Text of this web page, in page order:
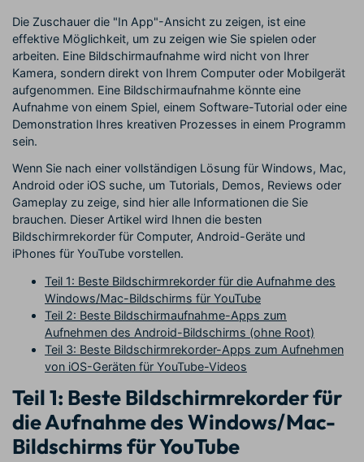
Creator
Monetarisierungs-
Programm
Monetarisieren Sie
Ihren Einfluss mit Filmora
Freunde-werben-
Programm
An Freunde empfehlen,
Belohnungen erhalten
Blog
Kunden-Geschichten
Erfahren Sie, wie unsere
Kunden Erfolg haben
Affiliate-Programm
Schalten Sie Partnerschaften
auf Unternehmensebene frei
Die Zuschauer die "In App"-Ansicht zu zeigen, ist eine
effektive Möglichkeit, um zu zeigen wie Sie spielen oder
arbeiten. Eine Bildschirmaufnahme wird nicht von Ihrer
Kamera, sondern direkt von Ihrem Computer oder Mobilgerät
aufgenommen. Eine Bildschirmaufnahme könnte eine
Aufnahme von einem Spiel, einem Software-Tutorial oder eine
Demonstration Ihres kreativen Prozesses in einem Programm
sein.
Wenn Sie nach einer vollständigen Lösung für Windows, Mac,
Android oder iOS suche, um Tutorials, Demos, Reviews oder
Gameplay zu zeige, sind hier alle Informationen die Sie
brauchen. Dieser Artikel wird Ihnen die besten
Bildschirmrekorder für Computer, Android-Geräte und
iPhones für YouTube vorstellen.
Teil 1: Beste Bildschirmrekorder für die Aufnahme des
Windows/Mac-Bildschirms für YouTube
Teil 2: Beste Bildschirmaufnahme-Apps zum
Aufnehmen des Android-Bildschirms (ohne Root)
Teil 3: Beste Bildschirmrekorder-Apps zum Aufnehmen
von iOS-Geräten für YouTube-Videos
Teil 1: Beste Bildschirmrekorder für
die Aufnahme des Windows/Mac-
Bildschirms für YouTube